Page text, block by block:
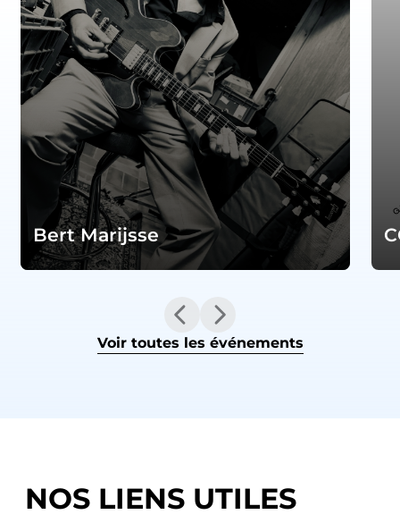
Bert Marijsse
Voir toutes les événements
NOS LIENS UTILES